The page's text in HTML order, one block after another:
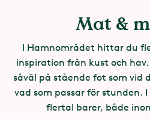
Mat &
I Hamnområdet hittar du
inspiration från kust och
såväl på stående fot som vid
vad som passar för stunden.
flertal barer, både